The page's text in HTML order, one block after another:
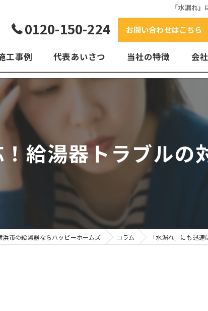
「水漏れ
0120-150-224 お問い合わせはこちら
工事例 代表あいさつ 当社の特徴
故障
会
給湯器トラブルの
浜市の給湯器ならハッピーホームズ コラム 「水漏れ」にも迅